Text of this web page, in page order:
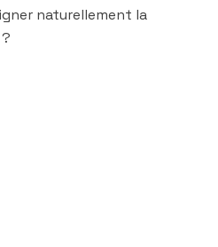
naturellement la